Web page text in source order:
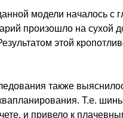
модели началось с
произошло на сухой
этой
также
Т.е.
и привело к